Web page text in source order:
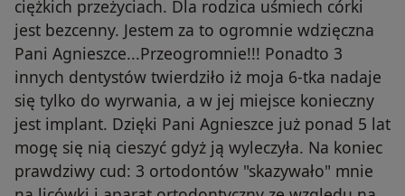
ciężkich przeżyciach. Dla rodzica uśmiech córki
jest bezcenny. Jestem za to ogromnie wdzięczna
Pani Agnieszce...Przeogromnie!!! Ponadto 3
innych dentystów twierdziło iż moja 6-tka nadaje
się tylko do wyrwania, a w jej miejsce konieczny
jest implant. Dzięki Pani Agnieszce już ponad 5 lat
mogę się nią cieszyć gdyż ją wyleczyła. Na koniec
prawdziwy cud: 3 ortodontów "skazywało" mnie